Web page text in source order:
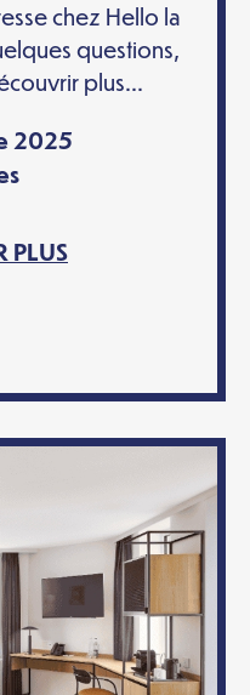
chez Hello la
questions,
plus...
2025
PLUS